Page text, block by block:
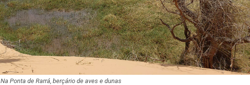
Na Ponta de Rarrá, berçário de aves e dunas